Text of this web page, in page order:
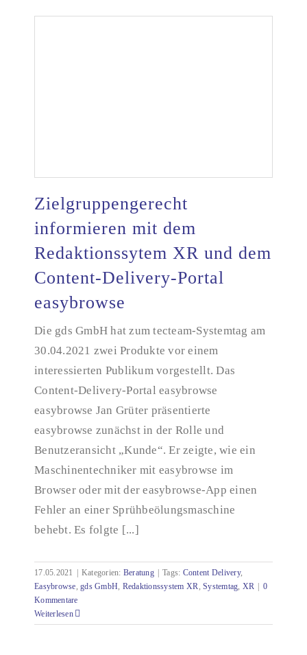
Zielgruppengerecht informieren mit dem
Redaktionssytem XR und dem Content-Delivery-
Portal easybrowse
Zielgruppengerecht
informieren mit dem
Redaktionssytem XR und dem
Content-Delivery-Portal
easybrowse
Die gds GmbH hat zum tecteam-Systemtag am
30.04.2021 zwei Produkte vor einem
interessierten Publikum vorgestellt. Das
Content-Delivery-Portal easybrowse
easybrowse Jan Grüter präsentierte
easybrowse zunächst in der Rolle und
Benutzeransicht „Kunde“. Er zeigte, wie ein
Maschinentechniker mit easybrowse im
Browser oder mit der easybrowse-App einen
Fehler an einer Sprühbeölungsmaschine
behebt. Es folgte [...]
17.05.2021 Kategorien: Beratung Tags: Content Delivery,
Easybrowse,gds GmbH, Redaktionssystem XR,Systemtag, XR
0
Kommentare
Weiterlesen